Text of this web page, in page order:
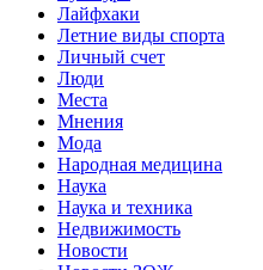
Лайфхаки
Летние виды спорта
Личный счет
Люди
Места
Мнения
Мода
Народная медицина
Наука
Наука и техника
Недвижимость
Новости